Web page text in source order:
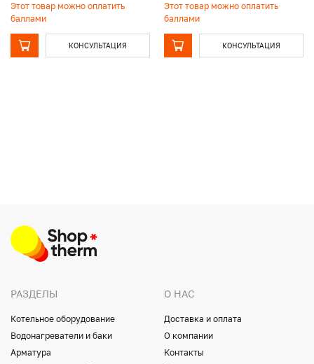
Этот товар можно оплатить
баллами
КОНСУЛЬТАЦИЯ
Этот товар можно оплатить
баллами
КОНСУЛЬТАЦИЯ
РАЗДЕЛЫ
Котельное оборудование
Водонагреватели и баки
Арматура
О НАС
Доставка и оплата
О компании
Контакты